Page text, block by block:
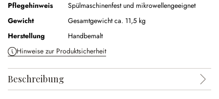
Pflegehinweis
Spülmaschinenfest und mikrowellengeeignet
Gewicht
Gesamtgewicht ca. 11,5 kg
Herstellung
Handbemalt
Hinweise zur Produktsicherheit
Beschreibung